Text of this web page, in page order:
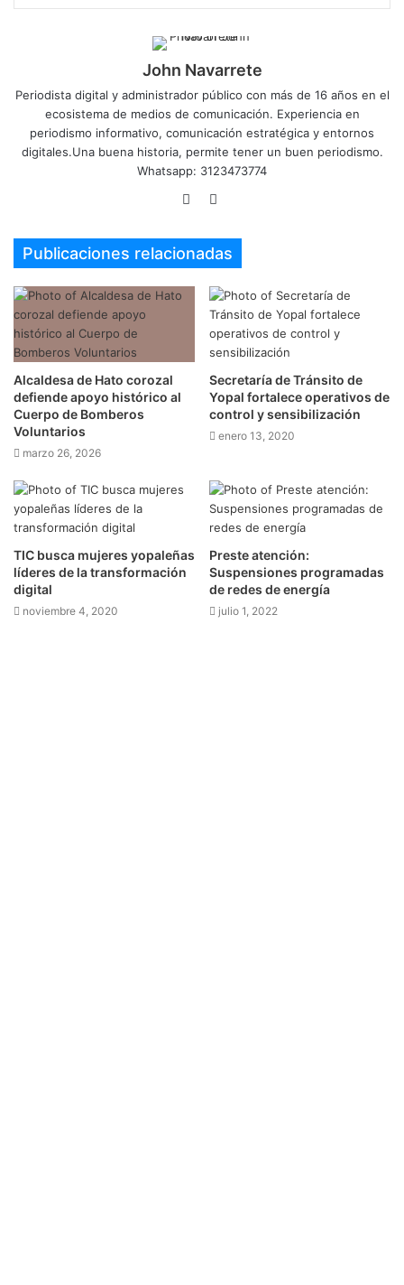
John Navarrete
Periodista digital y administrador público con más de 16 años en el
ecosistema de medios de comunicación. Experiencia en
periodismo informativo, comunicación estratégica y entornos
digitales.Una buena historia, permite tener un buen periodismo.
Whatsapp: 3123473774
SitioTwitter
Publicaciones relacionadas
Alcaldesa de Hato corozal
defiende apoyo histórico al
Cuerpo de Bomberos
Voluntarios
marzo 26, 2026
Secretaría de Tránsito de
Yopal fortalece operativos de
control y sensibilización
enero 13, 2020
TIC busca mujeres yopaleñas
líderes de la transformación
digital
noviembre 4, 2020
Preste atención:
Suspensiones programadas
de redes de energía
julio 1, 2022